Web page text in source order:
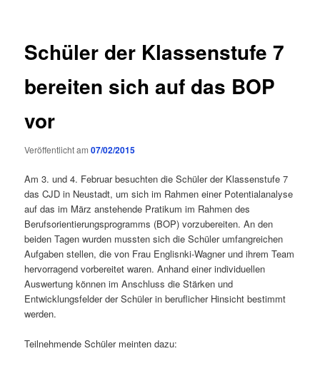
Schüler der Klassenstufe 7
bereiten sich auf das BOP
vor
Veröffentlicht am07/02/2015
Am 3. und 4. Februar besuchten die Schüler der Klassenstufe 7
das CJD in Neustadt, um sich im Rahmen einer Potentialanalyse
auf das im März anstehende Pratikum im Rahmen des
Berufsorientierungsprogramms (BOP) vorzubereiten. An den
beiden Tagen wurden mussten sich die Schüler umfangreichen
Aufgaben stellen, die von Frau Englisnki-Wagner und ihrem Team
hervorragend vorbereitet waren. Anhand einer individuellen
Auswertung können im Anschluss die Stärken und
Entwicklungsfelder der Schüler in beruflicher Hinsicht bestimmt
werden.
Teilnehmende Schüler meinten dazu: